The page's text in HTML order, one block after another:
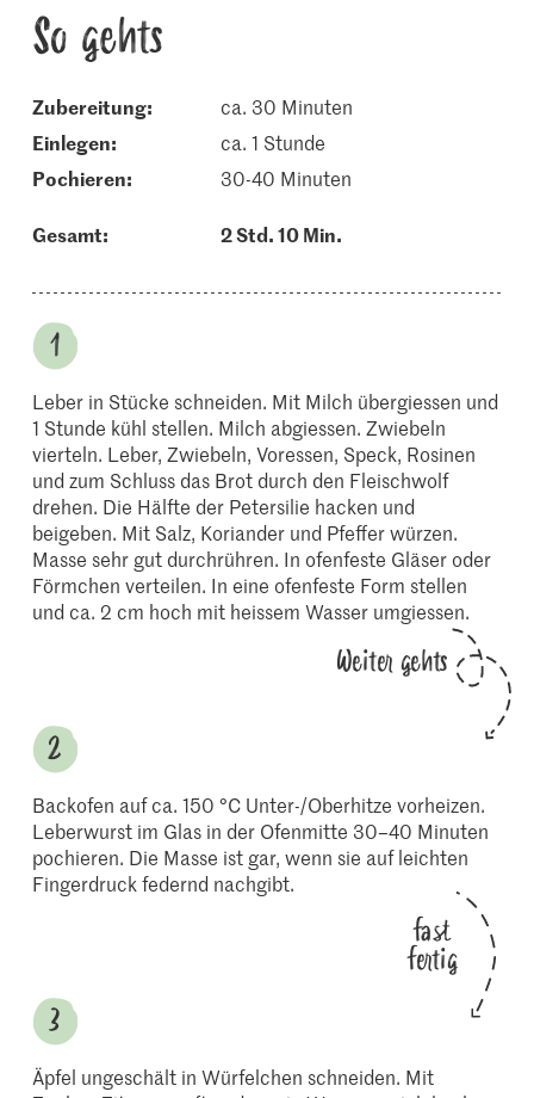
So gehts
Zubereitung:
ca. 30 Minuten
einlegen:
ca. 1 Stunde
pochieren:
30-40 Minuten
Gesamt: 2 Std. 10 Min.
Leber in Stücke schneiden. Mit Milch übergiessen und
1 Stunde kühl stellen. Milch abgiessen. Zwiebeln
vierteln. Leber, Zwiebeln, Voressen, Speck, Rosinen
und zum Schluss das Brot durch den Fleischwolf
drehen. Die Hälfte der Petersilie hacken und
beigeben. Mit Salz, Koriander und Pfeffer würzen.
Masse sehr gut durchrühren. In ofenfeste Gläser oder
Förmchen verteilen. In eine ofenfeste Form stellen
und ca. 2 cm hoch mit heissem Wasser umgiessen.
Weiter gehts
Backofen auf ca. 150 °C Unter-/Oberhitze vorheizen.
Leberwurst im Glas in der Ofenmitte 30–40 Minuten
pochieren. Die Masse ist gar, wenn sie auf leichten
Fingerdruck federnd nachgibt.
fast
fertig
Äpfel ungeschält in Würfelchen schneiden. Mit